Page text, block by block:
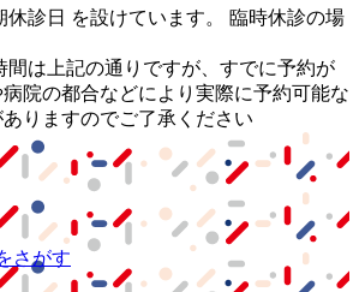
休診日 を設けています。 臨時休診の場
は上記の通りですが、すでに予約が
院の都合などにより実際に予約可能な
りますのでご了承ください
さがす